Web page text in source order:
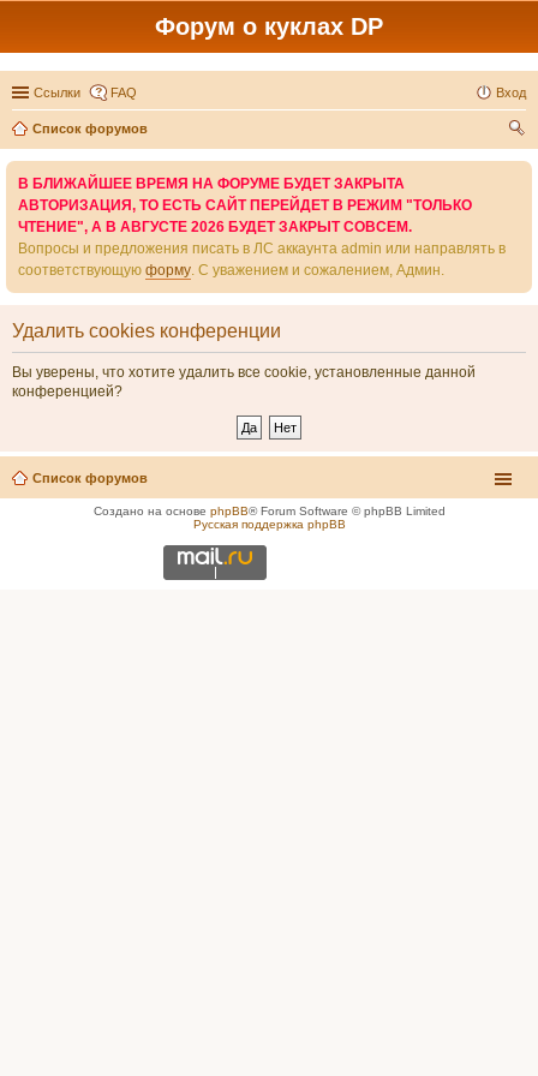
Форум о куклах DP
Ссылки FAQ Вход
Список форумов
В БЛИЖАЙШЕЕ ВРЕМЯ НА ФОРУМЕ БУДЕТ ЗАКРЫТА
АВТОРИЗАЦИЯ, ТО ЕСТЬ САЙТ ПЕРЕЙДЕТ В РЕЖИМ "ТОЛЬКО
ЧТЕНИЕ", А В АВГУСТЕ 2026 БУДЕТ ЗАКРЫТ СОВСЕМ.
Вопросы и предложения писать в ЛС аккаунта admin или направлять в
соответствующую форму. С уважением и сожалением, Админ.
Удалить cookies конференции
Вы уверены, что хотите удалить все cookie, установленные данной
конференцией?
Список форумов
Создано на основе phpBB® Forum Software © phpBB Limited
Русская поддержка phpBB